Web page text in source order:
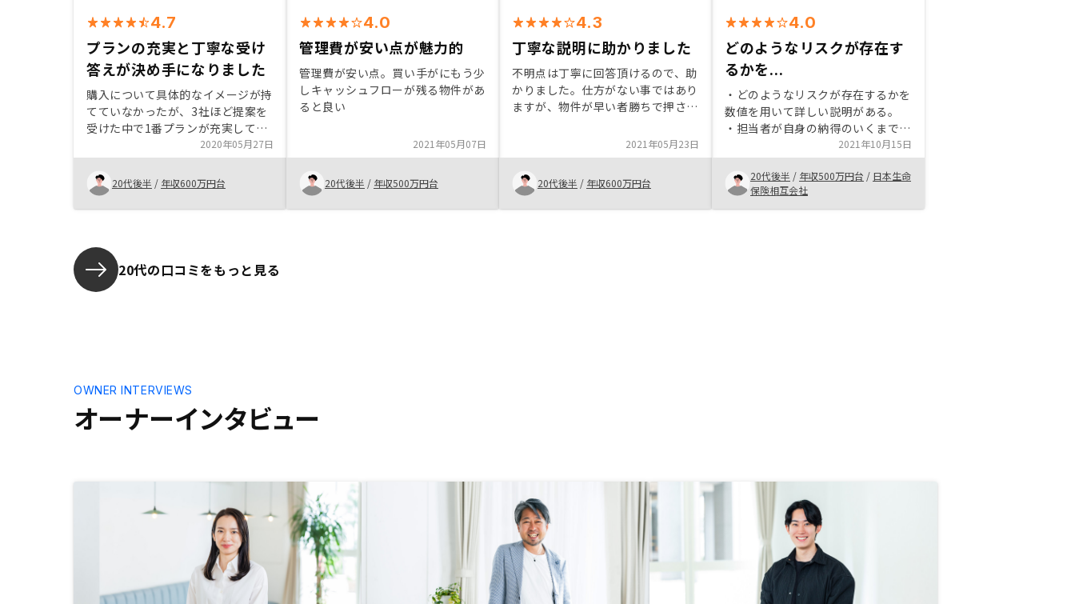
4.7
プランの充実と丁寧な受け
答えが決め手になりました
購入について具体的なイメージが持
てていなかったが、3社ほど提案を
受けた中で1番プランが充実してい
た事と、エージェントが正直になん
でも回答頂けた事が1番の決め手で
した。 私は非常に心配性で、一回
の面談で3時間以上に亘り質問等も
多くさせて頂いたがそれにも丁寧に
た。 契約書類がやはり多かった。
加えて、購入する物件の火災保険の
内容等についての情報提供も頂ける
とありがたいと思います。
2020年05月27日
20代後半 / 年収600万円台
4.0
管理費が安い点が魅力的
管理費が安い点。買い手がにもう少
しキャッシュフローが残る物件があ
ると良い
2021年05月07日
20代後半 / 年収500万円台
4.3
丁寧な説明に助かりました
不明点は丁寧に回答頂けるので、助
かりました。仕方がない事ではあり
ますが、物件が早い者勝ちで押さえ
2021年05月23日
20代後半 / 年収600万円台
4.0
どのようなリスクが存在す
るかを...
・どのようなリスクが存在するかを
数値を用いて詳しい説明がある。
・担当者が自身の納得のいくまで話
をしてくださった。 ・契約までの
フローがわかりやすくスピーディー
であった。 ・始めるにあたり不安
だった点は、どこまで親身に不動産
の営業をしてくださるか(不動産業
2021年10月15日
20代後半 / 年収500万円台 / 日本生命
保険相互会社
20代の口コミをもっと見る
オーナーインタビュー
OWNER INTERVIEWS